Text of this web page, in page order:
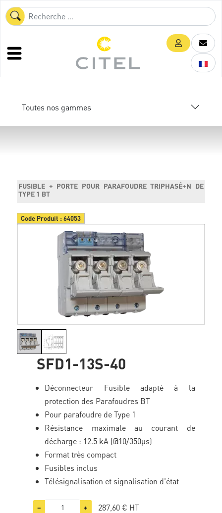
Toutes nos gammes
FUSIBLE + PORTE POUR PARAFOUDRE TRIPHASÉ+N DE
TYPE 1 BT
Code Produit :64053
SFD1-13S-40
Déconnecteur Fusible adapté à la
protection des Parafoudres BT
Pour parafoudre de Type 1
Résistance maximale au courant de
décharge : 12.5 kA (@10/350µs)
Format très compact
Fusibles inclus
Télésignalisation et signalisation d'état
− + 287,60 € HT